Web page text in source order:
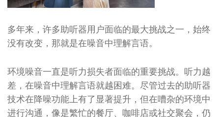
多年来，许多助听器用户面临的最大挑战之一，始终
没有改变，那就是在噪音中理解言语。
环境噪音一直是听力损失者面临的重要挑战。听力越
差，在噪音中理解言语就越困难。尽管过去的助听器
技术在降噪功能上有了显著提升，但在嘈杂的环境中
进行沟通，像是繁忙的餐厅、咖啡店或社交聚会，仍